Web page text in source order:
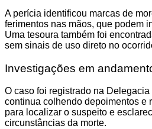
A perícia identificou marcas de
ferimentos nas mãos, que podem
Uma tesoura também foi
sem sinais de uso direto no
Investigações em
O caso foi registrado na
continua colhendo depoimentos e
para localizar o suspeito e
circunstâncias da morte.